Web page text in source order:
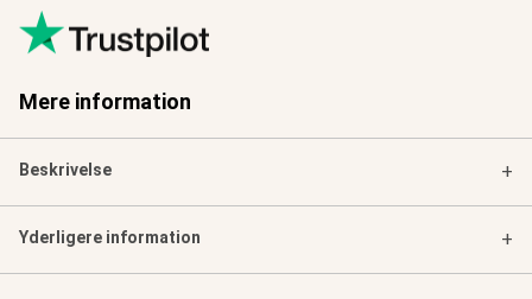
Mere information
Beskrivelse +
Yderligere information +